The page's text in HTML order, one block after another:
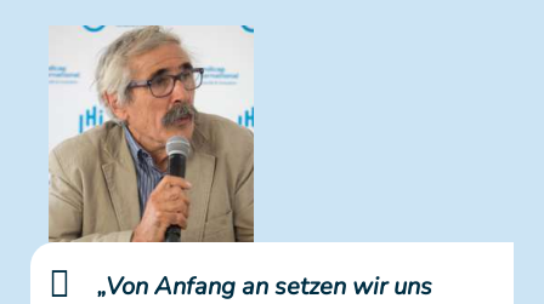
„Von Anfang an setzen wir uns